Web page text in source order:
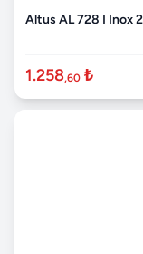
Altus AL 728 I Inox
1.258,60 ₺